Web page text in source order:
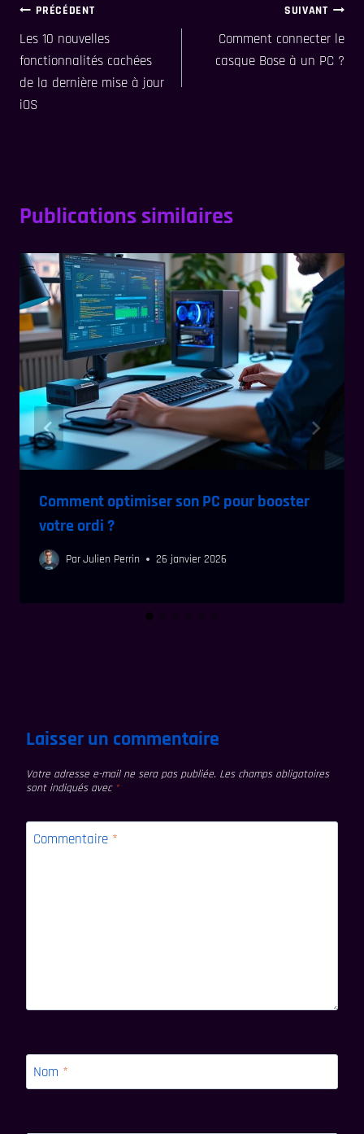
Navigation
de
l’article
PRÉCÉDENT
Les 10 nouvelles
fonctionnalités cachées
de la dernière mise à jour
iOS
SUIVANT
Comment connecter le
casque Bose à un PC ?
Publications similaires
Comment optimiser son PC pour booster
votre ordi ?
ParJulien Perrin 26 janvier 2026
Laisser un commentaire
Votre adresse e-mail ne sera pas publiée. Les champs obligatoires
sont indiqués avec *
Commentaire *
Nom *